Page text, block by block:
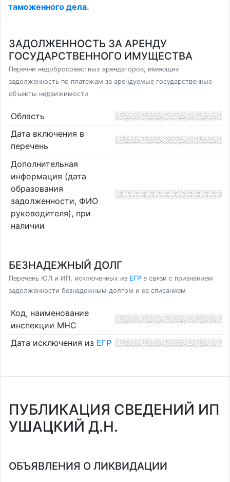
таможенного дела.
ЗАДОЛЖЕННОСТЬ ЗА АРЕНДУ
ГОСУДАРСТВЕННОГО ИМУЩЕСТВА
Перечни недобросовестных арендаторов, имеющих
задолженность по платежам за арендуемые государственные
объекты недвижимости
Область
Дата включения в
перечень
Дополнительная
информация (дата
образования
задолженности, ФИО
руководителя), при
наличии
БЕЗНАДЕЖНЫЙ ДОЛГ
Перечень ЮЛ и ИП, исключенных из ЕГР в связи с признанием
задолженности безнадежным долгом и ее списанием
Код, наименование
инспекции МНС
Дата исключения из ЕГР
ПУБЛИКАЦИЯ СВЕДЕНИЙ ИП
УШАЦКИЙ Д.Н.
ОБЪЯВЛЕНИЯ О ЛИКВИДАЦИИ